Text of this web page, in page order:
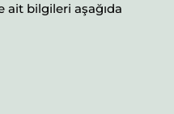
ait bilgileri aşağıda